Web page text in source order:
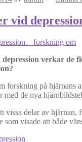
vid
verkar de
forskning på hjärnans
med de nya
vissa delar av
som visade att både